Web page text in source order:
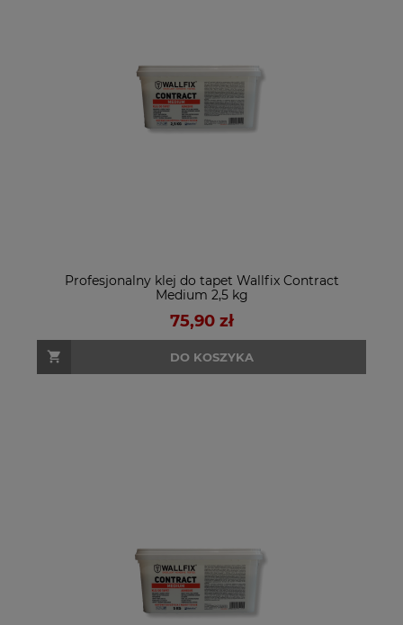
Profesjonalny klej do tapet Wallfix Contract
Medium 2,5 kg
75,90 zł
DO KOSZYKA